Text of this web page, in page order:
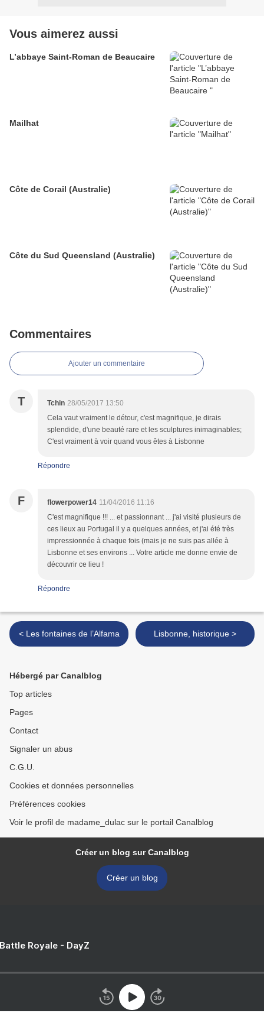
Vous aimerez aussi
L’abbaye Saint-Roman de Beaucaire
Mailhat
Côte de Corail (Australie)
Côte du Sud Queensland (Australie)
Commentaires
Ajouter un commentaire
T Tchin 28/05/2017 13:50
Cela vaut vraiment le détour, c'est magnifique, je dirais
splendide, d'une beauté rare et les sculptures inimaginables;
C'est vraiment à voir quand vous êtes à Lisbonne
Répondre
F flowerpower14 11/04/2016 11:16
C'est magnifique !!! ... et passionnant ... j'ai visité plusieurs de
ces lieux au Portugal il y a quelques années, et j'ai été très
impressionnée à chaque fois (mais je ne suis pas allée à
Lisbonne et ses environs ... Votre article me donne envie de
découvrir ce lieu !
Répondre
< Les fontaines de l’Alfama Lisbonne, historique >
Hébergé par Canalblog
Top articles
Pages
Contact
Signaler un abus
C.G.U.
Cookies et données personnelles
Préférences cookies
Voir le profil de madame_dulac sur le portail Canalblog
Créer un blog sur Canalblog
Créer un blog
Royale - DayZ